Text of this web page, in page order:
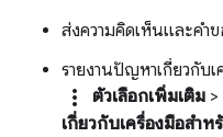
ส่งความคิดเห็นและคำข
รายงานปัญหาเกี่ยวกับ
more_vert ตัวเลือกเพิ่มเติม >
เกี่ยวกับเครื่องมือสำ